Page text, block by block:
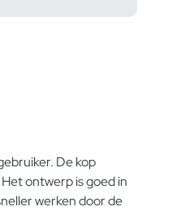
De kop
ontwerp is goed in
werken door de